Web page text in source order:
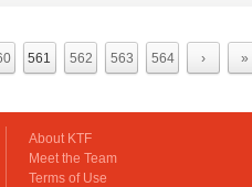
561 562 563 564 › »
About KTF
Meet the Team
Terms of Use